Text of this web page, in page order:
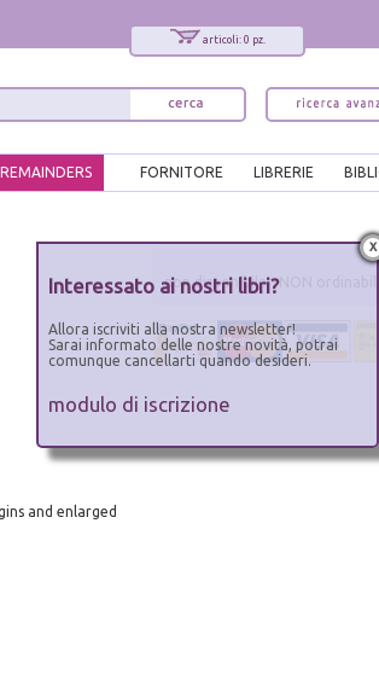
articoli: 0 pz.
LIBRERIE
FORNITORE
REMAINDERS
and enlarged
non disponibile - NON ordinabile
x
Interessato ai nostri libri?
Allora iscriviti alla nostra newsletter!
Sarai informato delle nostre novità, potrai
comunque cancellarti quando desideri.
modulo di iscrizione